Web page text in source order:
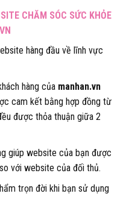
CHĂM SÓC SỨC KHỎE
hàng đầu về lĩnh vực
hàng của manhan.vn
cam kết bằng hợp đồng từ
được thỏa thuận giữa 2
giúp website của bạn được
với website của đối thủ.
trọn đời khi bạn sử dụng